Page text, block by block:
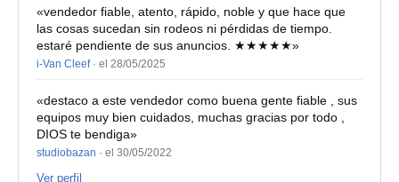
«vendedor fiable, atento, rápido, noble y que hace que
las cosas sucedan sin rodeos ni pérdidas de tiempo.
estaré pendiente de sus anuncios. ★★★★★»
i-Van Cleef· el 28/05/2025
«destaco a este vendedor como buena gente fiable , sus
equipos muy bien cuidados, muchas gracias por todo ,
DIOS te bendiga»
studiobazan · el 30/05/2022
Ver perfil